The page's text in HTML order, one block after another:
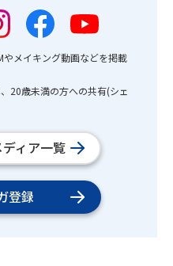
メイキング動画などを掲載
20歳未満の方への共有(シェ
ィア一覧
登録